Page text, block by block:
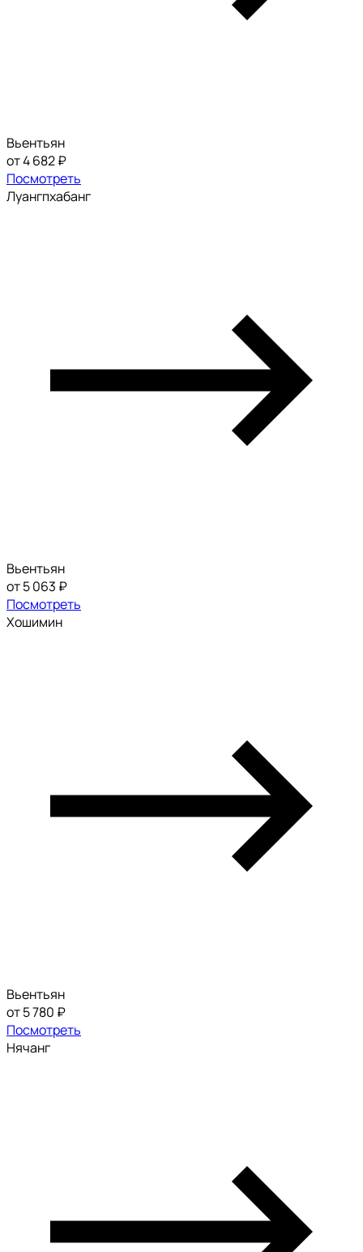
Вьентьян
от 4 682 ₽
Посмотреть
Луангпхабанг
Вьентьян
от 5 063 ₽
Посмотреть
Хошимин
Вьентьян
от 5 780 ₽
Посмотреть
Нячанг